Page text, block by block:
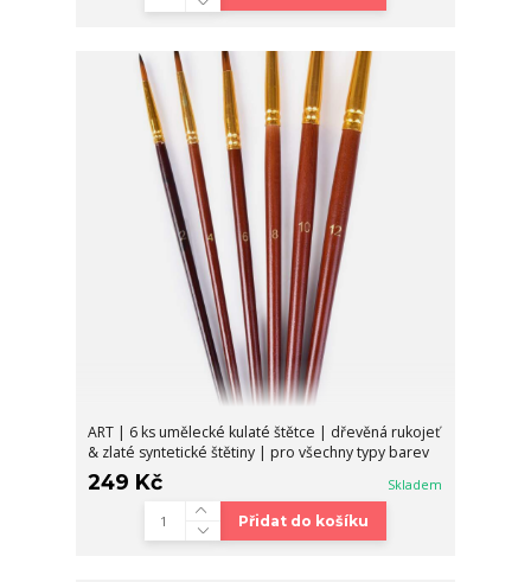
ART | 6 ks umělecké kulaté štětce | dřevěná rukojeť
& zlaté syntetické štětiny | pro všechny typy barev
249 Kč Skladem
Přidat do košíku